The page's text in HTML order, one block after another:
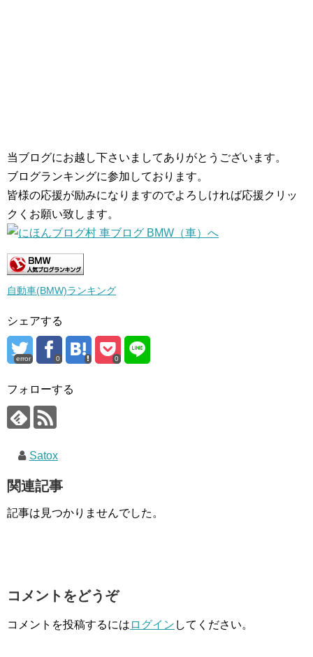
当ブログにお越し下さいましてありがとうございます。
ブログランキングに参加しております。
皆様の応援が励みになりますのでよろしければ応援クリッ
クくお願い致します。
自動車(BMW)ランキング
シェアする
error 0 0
フォローする
Satox
関連記事
記事は見つかりませんでした。
コメントをどうぞ
コメントを投稿するには ログイン してください。